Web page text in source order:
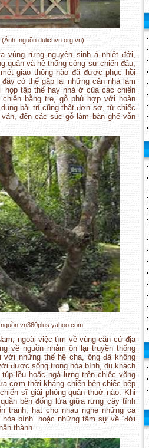
nguồn dulichvn.org.vn)
vùng rừng nguyên sinh á nhiệt đới,
quân và hệ thống công sự chiến đấu,
giao thông hào đã được phục hồi
có thể gặp lại những căn nhà làm
họp tập thể hay nhà ở của các chiến
bằng tre, gỗ phù hợp với hoàn
bài trí cũng thật đơn sơ, từ chiếc
đến các súc gỗ làm bàn ghế vẫn
vn360plus.yahoo.com
ngoài việc tìm về vùng căn cứ địa
về nguồn nhằm ôn lại truyền thống
những thế hệ cha, ông đã không
được sống trong hòa bình, du khách
lều hoặc ngả lưng trên chiếc võng
cơm thời kháng chiến bên chiếc bếp
sĩ giải phóng quân thuở nào. Khi
bên đống lửa giữa rừng cây tĩnh
tranh, hát cho nhau nghe những ca
bình” hoặc những tâm sự về “đời
thành…